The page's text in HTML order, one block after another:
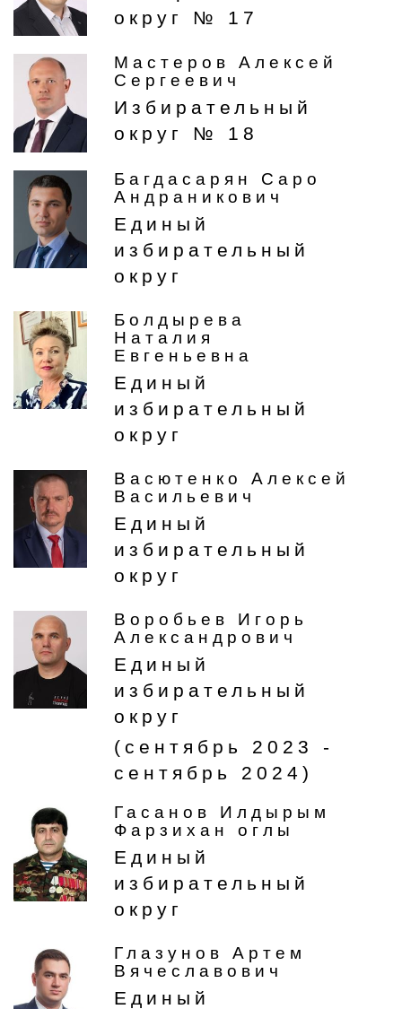
округ № 17
Мастеров Алексей
Сергеевич
Избирательный
округ № 18
Багдасарян Саро
Андраникович
Единый
избирательный
округ
Болдырева
Наталия
Евгеньевна
Единый
избирательный
округ
Васютенко Алексей
Васильевич
Единый
избирательный
округ
Воробьев Игорь
Александрович
Единый
избирательный
округ
(сентябрь 2023 -
сентябрь 2024)
Гасанов Илдырым
Фарзихан оглы
Единый
избирательный
округ
Глазунов Артем
Вячеславович
Единый